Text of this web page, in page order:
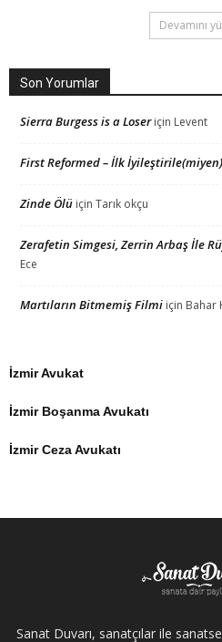
Devamını
Son Yorumlar
Sierra Burgess is a Loseriçin Levent
First Reformed – İlk İyileştirile(miyen)
Zinde Ölü için Tarık okçu
Zerafetin Simgesi, Zerrin Arbaş İle
Ece
Martıların Bitmemiş Filmi için Bahar
İzmir Avukat
İzmir Boşanma Avukatı
İzmir Ceza Avukatı
Sanat Duvarı, sanatçılar ile